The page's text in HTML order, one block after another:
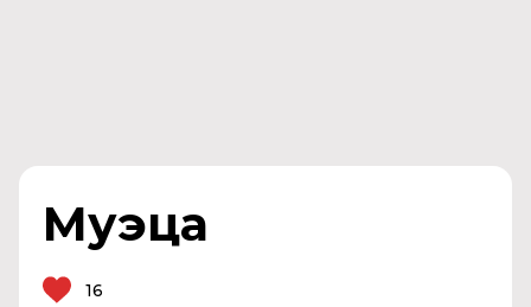
Муэца
16